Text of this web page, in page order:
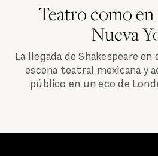
Teatro como
Nueva
La llegada de Shakespeare
escena teatral mexicana y
público en un eco de